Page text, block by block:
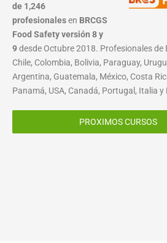
de 1,246
profesionalesen BRCGS
Food Safety versión 8 y
9desde Octubre 2018. Profesionales de
Chile, Colombia, Bolivia, Paraguay,
Argentina, Guatemala, México, Costa
Panamá, USA, Canadá, Portugal, Italia y
PROXIMOS CURSOS